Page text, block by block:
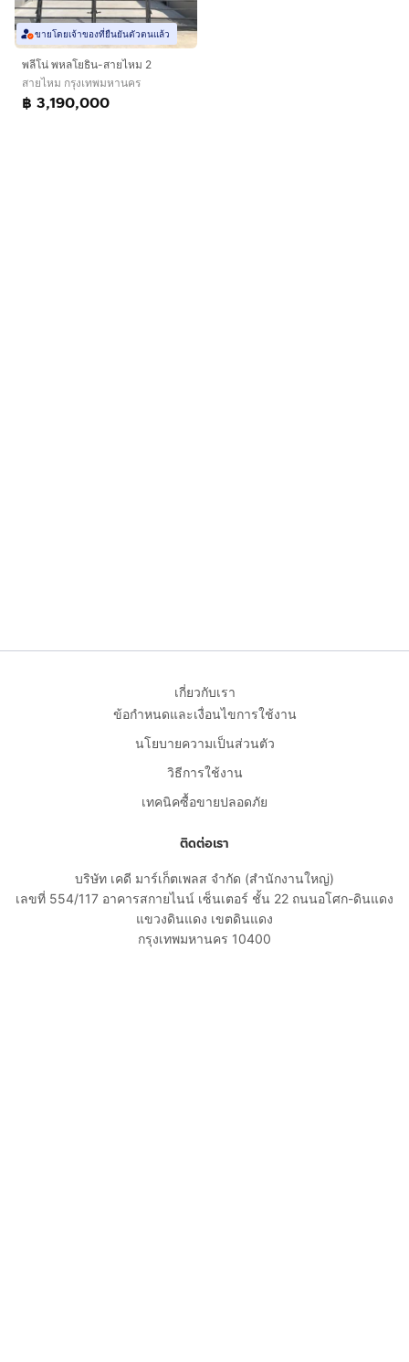
ขายโดยเจ้าของที่ยืนยันตัวตนแล้ว
พลีโน่ พหลโยธิน-สายไหม 2
สายไหม กรุงเทพมหานคร
฿ 3,190,000
เกี่ยวกับเรา
ข้อกำหนดและเงื่อนไขการใช้งาน
นโยบายความเป็นส่วนตัว
วิธีการใช้งาน
เทคนิคซื้อขายปลอดภัย
ติดต่อเรา
บริษัท เคดี มาร์เก็ตเพลส จำกัด (สำนักงานใหญ่)
เลขที่ 554/117 อาคารสกายไนน์ เซ็นเตอร์ ชั้น 22 ถนนอโศก-ดินแดง
แขวงดินแดง เขตดินแดง
กรุงเทพมหานคร 10400